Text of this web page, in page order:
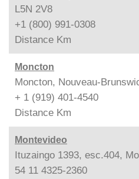
L5N 2V8
+1 (800) 991-0308
Distance Km
Moncton
Moncton, Nouveau-
+ 1 (919) 401-4540
Distance Km
Montevideo
Ituzaingo 1393, esc.404,
54 11 4325-2360